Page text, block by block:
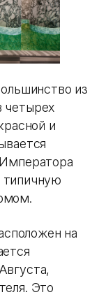
из
и
типичную
на
Это